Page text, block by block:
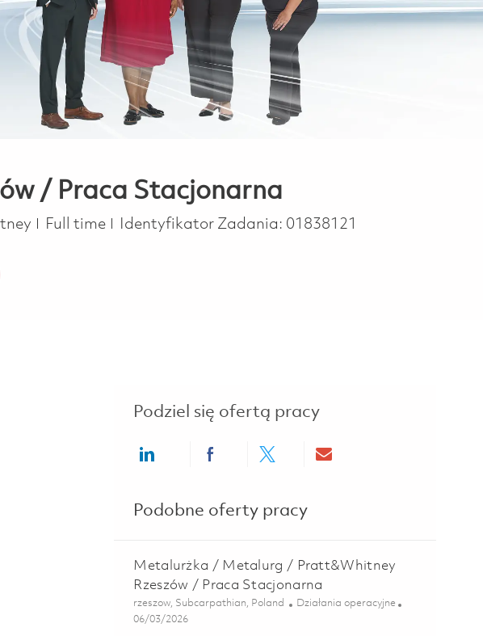
/ Praca Stacjonarna
Job Type
Full time Identyfikator Zadania: 01838121
Podziel się ofertą pracy
Share via LinkedInShare via Facebook
Share via twitterShare via email
Podobne oferty pracy
Metalurżka / Metalurg / Pratt&Whitney
Rzeszów / Praca Stacjonarna
Lokalizacja
rzeszow, Subcarpathian, Poland Kategoria
Działania operacyjne
Posted Date
06/03/2026